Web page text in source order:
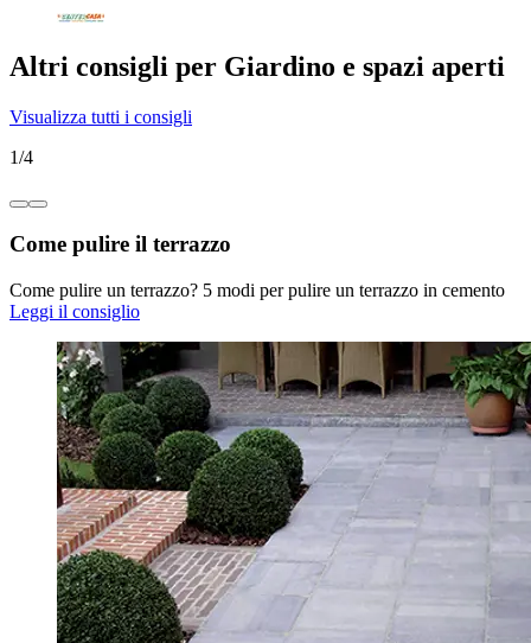
Altri consigli per Giardino e spazi aperti
Visualizza tutti i consigli
1/4
Come pulire il terrazzo
Come pulire un terrazzo? 5 modi per pulire un terrazzo in cemento
Leggi il consiglio